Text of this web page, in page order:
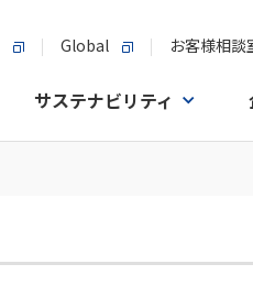
Global お客様相談
サステナビリティ